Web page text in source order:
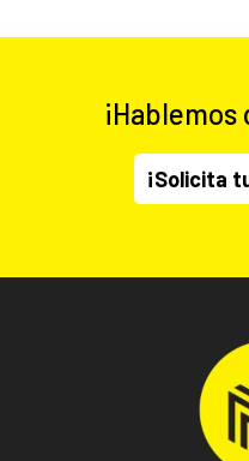
¡Solicita